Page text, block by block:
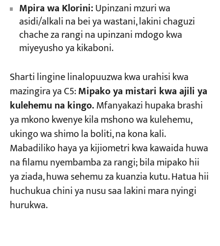
Mpira wa Klorini:Upinzani mzuri wa
asidi/alkali na bei ya wastani, lakini chaguzi
chache za rangi na upinzani mdogo kwa
miyeyusho ya kikaboni.
Sharti lingine linalopuuzwa kwa urahisi kwa
mazingira ya C5:Mipako ya mistari kwa ajili ya
kulehemu na kingo.Mfanyakazi hupaka brashi
ya mkono kwenye kila mshono wa kulehemu,
ukingo wa shimo la boliti, na kona kali.
Mabadiliko haya ya kijiometri kwa kawaida huwa
na filamu nyembamba za rangi; bila mipako hii
ya ziada, huwa sehemu za kuanzia kutu. Hatua hii
huchukua chini ya nusu saa lakini mara nyingi
hurukwa.